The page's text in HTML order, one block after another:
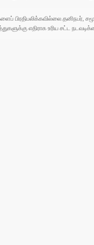
எதிராக உரிய சட்ட